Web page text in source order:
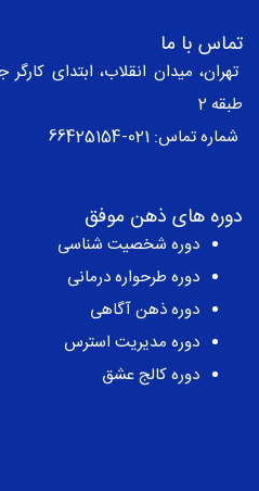
تماس با ما
طبقه 2
شماره تماس: 021-66425154
دوره های ذهن موفق
دوره شخصیت شناسی
دوره طرحواره درمانی
دوره ذهن آگاهی
دوره مدیریت استرس
دوره کالج عشق